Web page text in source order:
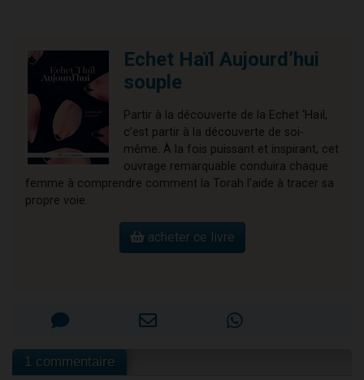
Echet Haïl Aujourd’hui
souple
Partir à la découverte de la Echet ‘Haïl,
c’est partir à la découverte de soi-
même. À la fois puissant et inspirant, cet
ouvrage remarquable conduira chaque
femme à comprendre comment la Torah l’aide à tracer sa
propre voie.
acheter ce livre
1 commentaire